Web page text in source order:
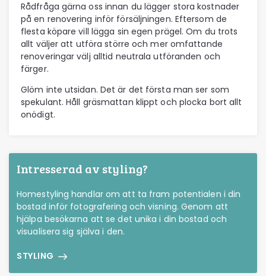
Rådfråga gärna oss innan du lägger stora kostnader
på en renovering inför försäljningen. Eftersom de
flesta köpare vill lägga sin egen prägel. Om du trots
allt väljer att utföra större och mer omfattande
renoveringar välj alltid neutrala utföranden och
färger.
Glöm inte utsidan. Det är det första man ser som
spekulant. Håll gräsmattan klippt och plocka bort allt
onödigt.
Intresserad av styling?
Homestyling handlar om att ta fram potentialen i din
bostad inför fotografering och visning. Genom att
hjälpa besökarna att se det unika i din bostad och
visualisera sig själva i den.
STYLING